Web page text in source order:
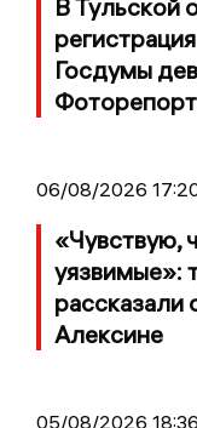
В Тульской
Госдумы
06/08/2026
«Чувствую,
уязвимые»:
рассказали
Алексине
05/08/2026 18:36